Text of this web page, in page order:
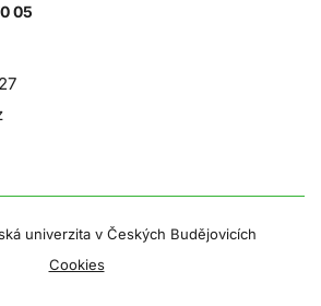
05
univerzita v Českých Budějovicích
Cookies